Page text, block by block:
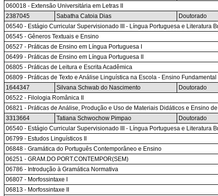
060018 - Extensão Universitária em Letras II
2387045
Sabatha Catoia Dias
Doutorado
06540 - Estágio Curricular Supervisionado III - Língua Portuguesa e Literatura
06545 - Gêneros Textuais e Ensino
06527 - Práticas de Ensino em Língua Portuguesa I
06499 - Práticas de Ensino em Língua Portuguesa II
06805 - Práticas de Leitura e Escrita Acadêmica
06809 - Práticas de Texto e Análise Linguística na Escola - Ensino Fundamental
1644347
Silvana Schwab do Nascimento
Doutorado
06522 - Filologia Românica II
06821 - Práticas de Análise, Produção e Uso de Materiais Didáticos e Ensino
3313664
Tatiana Schwochow Pimpao
Doutorado
06540 - Estágio Curricular Supervisionado III - Língua Portuguesa e Literatura
06799 - Estudos Linguísticos II
06848 - Gramática do Português Contemporâneo e Ensino
06251 - GRAM.DO PORT.CONTEMPOR(SEM)
06786 - Introdução à Gramática Normativa
06807 - Morfossintaxe I
06813 - Morfossintaxe II